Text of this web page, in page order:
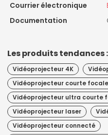
Courrier électronique
Documentation
Les produits tendances :
Vidéoprojecteur 4K
Vidéoprojecteur courte focale
Vidéoprojecteur ultra courte
Vidéoprojecteur laser
Vidéoprojecteur connecté